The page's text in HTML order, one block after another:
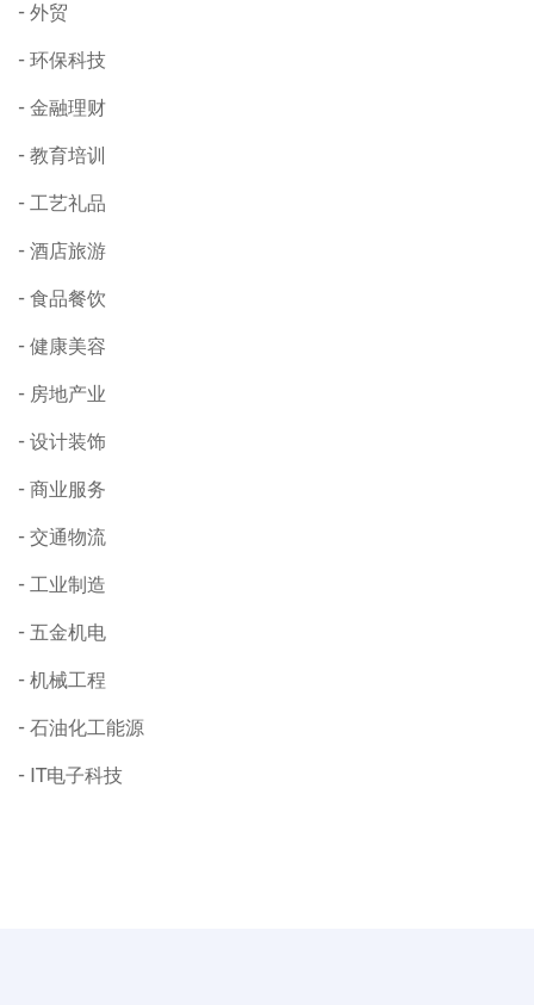
外贸
环保科技
金融理财
教育培训
工艺礼品
酒店旅游
食品餐饮
健康美容
房地产业
设计装饰
商业服务
交通物流
工业制造
五金机电
机械工程
石油化工能源
IT电子科技